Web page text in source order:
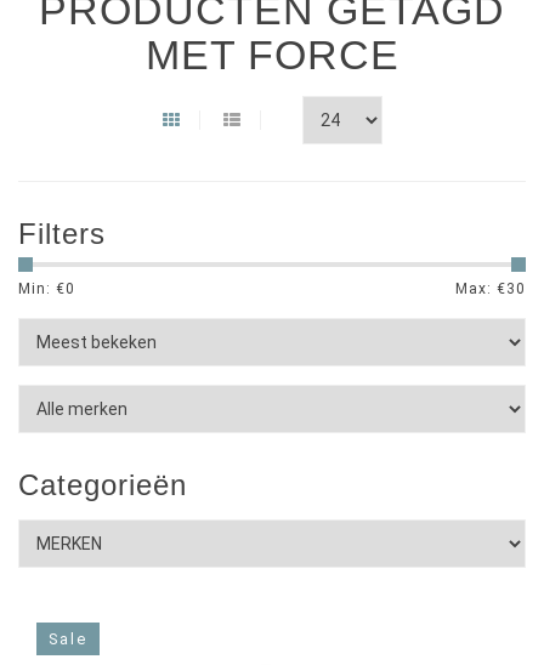
PRODUCTEN GETAGD
MET FORCE
Filters
Min: €0 Max: €30
Categorieën
Sale